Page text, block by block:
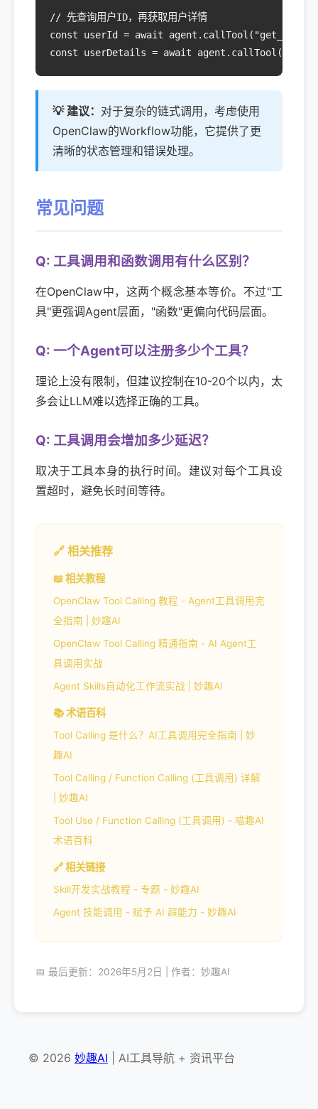
// 先查询用户ID，再获取用户详情
const userId = await
const userDetails = await
💡 建议： 对于复杂的链式调用，考虑使用
OpenClaw的Workflow功能，它提供了更
清晰的状态管理和错误处理。
常见问题
Q: 工具调用和函数调用有什么区别？
在OpenClaw中，这两个概念基本等价。不过"工
具"更强调Agent层面，"函数"更偏向代码层面。
Q: 一个Agent可以注册多少个工具？
理论上没有限制，但建议控制在10-20个以内，太
多会让LLM难以选择正确的工具。
Q: 工具调用会增加多少延迟？
取决于工具本身的执行时间。建议对每个工具设
置超时，避免长时间等待。
🔗 相关推荐
📖 相关教程
OpenClaw Tool Calling 教程 - Agent工具调用完
全指南 | 妙趣AI
OpenClaw Tool Calling 精通指南 - AI Agent工
具调用实战
Agent Skills自动化工作流实战 | 妙趣AI
📚 术语百科
Tool Calling 是什么？AI工具调用完全指南 | 妙
趣AI
Tool Calling / Function Calling (工具调用) 详解
| 妙趣AI
Tool Use / Function Calling (工具调用) - 喵趣AI
术语百科
🔗 相关链接
Skill开发实战教程 - 专题 - 妙趣AI
Agent 技能调用 - 赋予 AI 超能力 - 妙趣AI
📅 最后更新：2026年5月2日 | 作者：妙趣AI
© 2026 妙趣AI | AI工具导航 + 资讯平台